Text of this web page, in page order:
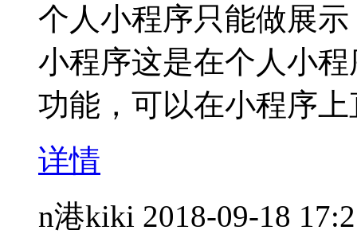
个人小程序只能做展
小程序这是在个人小
功能，可以在小程序
详情
n港kiki 2018-09-18